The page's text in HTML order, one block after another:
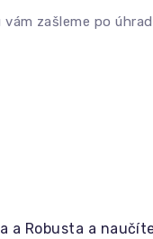
vám zašleme po
a Robusta a